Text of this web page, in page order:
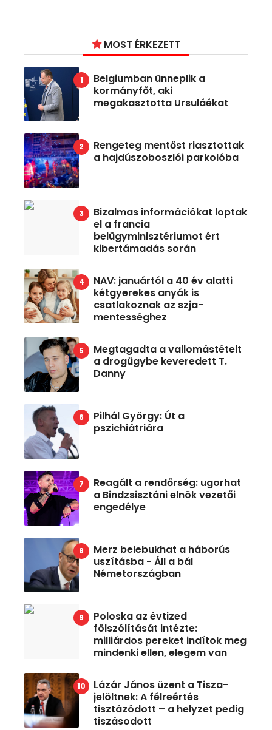
MOST ÉRKEZETT
Belgiumban ünneplik a
kormányfőt, aki
megakasztotta Ursuláékat
Rengeteg mentőst riasztottak
a hajdúszoboszlói parkolóba
Bizalmas információkat loptak
el a francia
belügyminisztériumot ért
kibertámadás során
NAV: januártól a 40 év alatti
kétgyerekes anyák is
csatlakoznak az szja-
mentességhez
Megtagadta a vallomástételt
a drogügybe keveredett T.
Danny
Pilhál György: Út a
pszichiátriára
Reagált a rendőrség: ugorhat
a Bindzsisztáni elnök vezetői
engedélye
Merz belebukhat a háborús
uszításba - Áll a bál
Németországban
Poloska az évtized
fölszólítását intézte:
milliárdos pereket indítok meg
mindenki ellen, elegem van
Lázár János üzent a Tisza-
jelöltnek: A félreértés
tisztázódott – a helyzet pedig
tiszásodott